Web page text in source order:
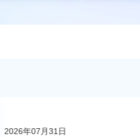
2026年07月31日